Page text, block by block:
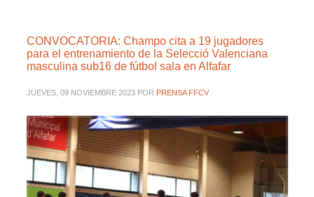
CONVOCATORIA: Champo cita a 19 jugadores
para el entrenamiento de la Selecció Valenciana
masculina sub16 de fútbol sala en Alfafar
JUEVES, 09 NOVIEMBRE 2023 POR PRENSA FFCV